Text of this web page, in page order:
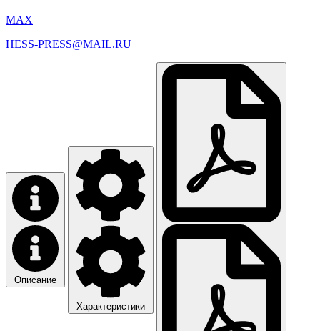
MAX
HESS-PRESS@MAIL.RU
Описание
Характеристики